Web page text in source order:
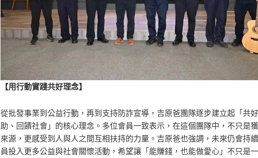
【用行動實踐共好理念】
從批發事業到公益行動，再到支持防詐宣導，吉原爸團隊逐步建立起「共
助、回饋社會」的核心理念。多位會員一致表示，在這個團隊中，不只是
來源，更感受到人與人之間互相扶持的力量。吉原爸也強調，未來仍會持
員投入更多公益與社會關懷活動，希望讓「能賺錢，也能做愛心」不只是